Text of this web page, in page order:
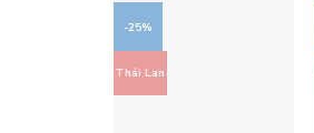
-25%
Thái Lan